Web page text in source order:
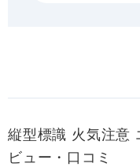
縦型標識 火気注意
ビュー・口コミ